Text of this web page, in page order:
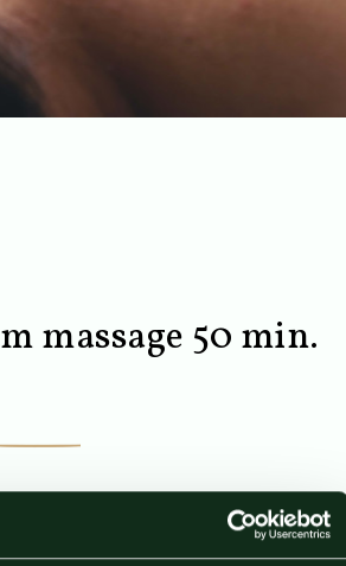
massage 50 min.
ontspannende en herstellende
uitgebreide magnesiummassage.